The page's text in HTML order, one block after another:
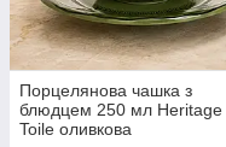
Порцелянова чашка з
блюдцем 250 мл Heritage
Toile оливкова